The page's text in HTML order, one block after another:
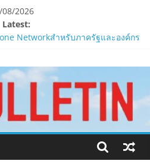
08/2026
Latest:
เปิดตัวเซิร์ฟใหม่ ‘Helena’
กซัมมอนสูงสุด 1,111 ครั้ง!
ดิจิทัลให้แกร่งยิ่งขึ้น
อบหมายเป็นประธาน เปิดงาน
2026เดินหน้าขับเคลื่อน
ษฐกิจชีวภาพที่ยั่งยืน
เลนา’ เซิร์ฟเวอร์ใหม่ของ
เปิด “Helena” เซิร์ฟฯ ใหม่